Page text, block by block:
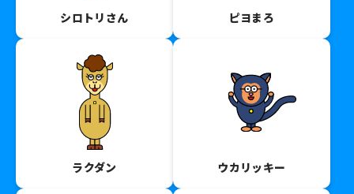
シロトリさん ピヨまろ
ラクダン ウカリッキー